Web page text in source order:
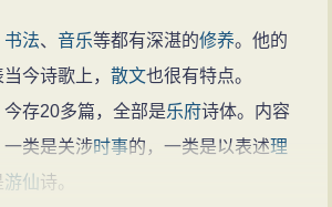
挥舞着手戟，从庭堂一路打将出来，
近他，他且战且退，退到垣墙边时，
。
出征 ，途中找不到有水的
书法、音乐等都有深湛的修养。他的
今诗歌上，散文也很有特点。
存20多篇，全部是乐府诗体。内容
类是关涉时事的，一类是以表述理
游仙诗。